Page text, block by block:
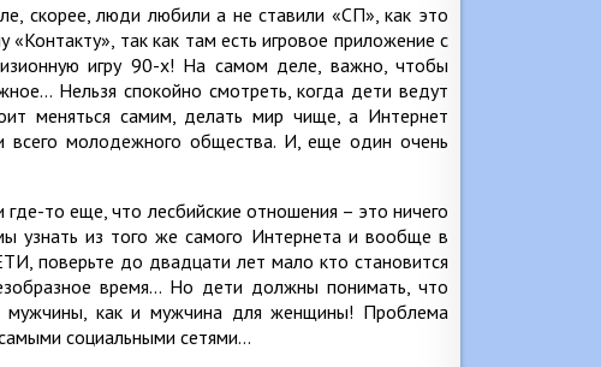
скорее, люди любили а не ставили «СП», как это
так как там есть игровое приложение с
игру 90-х! На самом деле, важно, чтобы
Нельзя спокойно смотреть, когда дети ведут
меняться самим, делать мир чище, а Интернет
всего молодежного общества. И, еще один очень
то еще, что лесбийские отношения – это ничего
узнать из того же самого Интернета и вообще в
поверьте до двадцати лет мало кто становится
время… Но дети должны понимать, что
как и мужчина для женщины! Проблема
социальными сетями…